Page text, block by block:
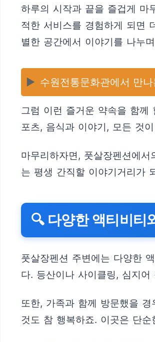
하루의 시작과 끝을 즐겁게 마
적한 서비스를 경험하게 되면
별한 공간에서 이야기를 나누
▶️ 수원전통문화관에서 만
그럼 이런 즐거운 약속을 함께
포츠, 음식과 이야기, 모든 것
마무리하자면, 풋살장펜션에
는 평생 간직할 이야기거리가
🔍 다양한 액티비티
풋살장펜션 주변에는 다양한
다. 등산이나 사이클링, 심지
또한, 가족과 함께 방문했을
것도 참 행복하죠. 이곳은 단